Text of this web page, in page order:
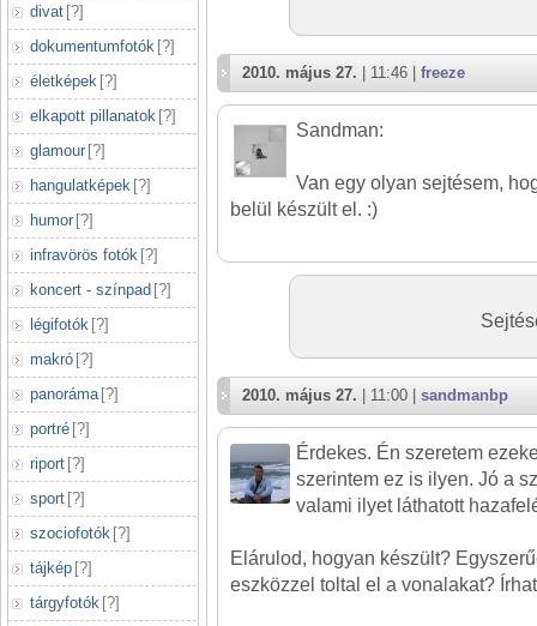
divat [?]
dokumentumfotók [?]
életképek [?]
elkapott pillanatok [?]
glamour [?]
hangulatképek [?]
humor [?]
infravörös fotók [?]
koncert - színpad [?]
légifotók [?]
makró [?]
panoráma [?]
portré [?]
riport [?]
sport [?]
szociofotók [?]
tájkép [?]
tárgyfotók [?]
2010. május 27. | 11:46 | freeze
Sandman:
Van egy olyan sejtésem,
belül készült el. :)
2010. május 27. | 11:00 | sandmanbp
Érdekes. Én szeretem
szerintem ez is ilyen. Jó a
valami ilyet láthatott
Elárulod, hogyan készült?
eszközzel toltal el a vonalakat?